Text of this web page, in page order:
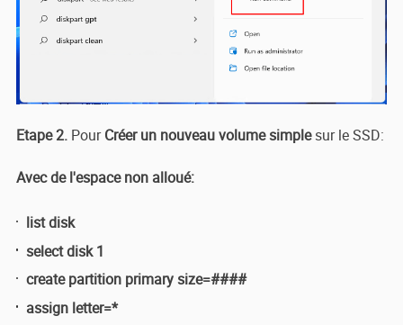
Etape 2.PourCréer un nouveau volume simplesur le SSD:
Avec de l'espace non alloué:
list disk
select disk 1
create partition primary size=####
assign letter=*